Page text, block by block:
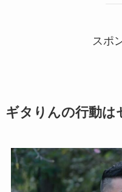
スポ
ギタりんの行動は